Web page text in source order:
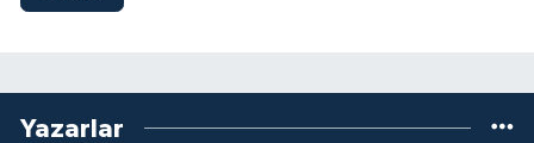
Yazarlar